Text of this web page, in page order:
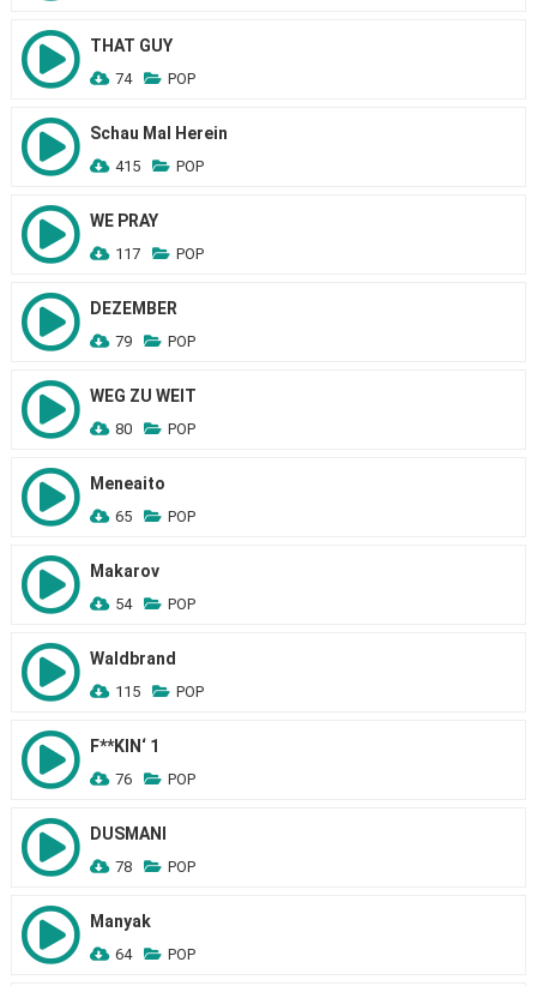
THAT GUY
74 POP
Schau Mal Herein
415 POP
WE PRAY
117 POP
DEZEMBER
79 POP
WEG ZU WEIT
80 POP
Meneaito
65 POP
Makarov
54 POP
Waldbrand
115 POP
F**KIN‘ 1
76 POP
DUSMANI
78 POP
Manyak
64 POP